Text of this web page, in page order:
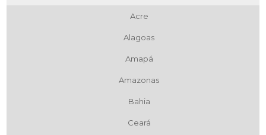
Acre
Alagoas
Amapá
Amazonas
Bahia
Ceará